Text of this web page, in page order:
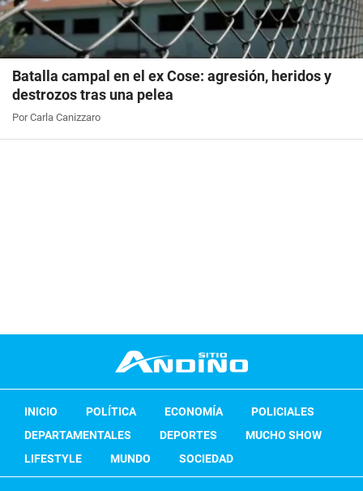
Batalla campal en el ex Cose: agresión, heridos y
destrozos tras una pelea
Por Carla Canizzaro
INICIO POLÍTICA ECONOMÍA
POLICIALES
DEPARTAMENTALES
DEPORTES
MUCHO SHOW
LIFESTYLE
MUNDO SOCIEDAD